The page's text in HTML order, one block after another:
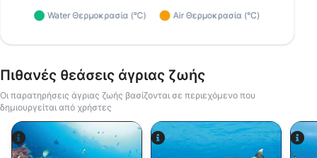
Πιθανές θεάσεις άγριας ζωής
Οι παρατηρήσεις άγριας ζωής βασίζονται σε περιεχόμενο που
δημιουργείται από χρήστες